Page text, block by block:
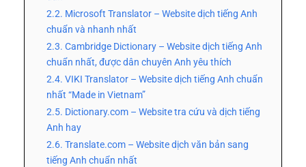
2.2. Microsoft Translator – Website dịch tiếng Anh
chuẩn và nhanh nhất
2.3. Cambridge Dictionary – Website dịch tiếng Anh
chuẩn nhất, được dân chuyên Anh yêu thích
2.4. VIKI Translator – Website dịch tiếng Anh chuẩn
nhất “Made in Vietnam”
2.5. Dictionary.com – Website tra cứu và dịch tiếng
Anh hay
2.6. Translate.com – Website dịch văn bản sang
tiếng Anh chuẩn nhất